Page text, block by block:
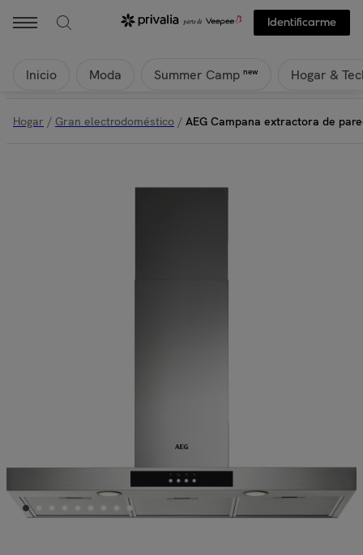
Identificarme
Inicio Moda Summer Camp new Hogar &
Hogar / Gran electrodoméstico / AEG Campana extractora de